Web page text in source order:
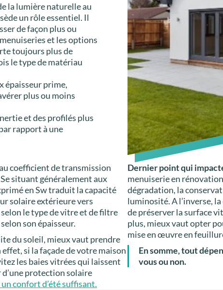
la lumière naturelle au
un rôle essentiel. Il
de façon plus ou
et les options
toujours plus de
le type de matériau
épaisseur prime,
plus ou moins
et des profilés plus
rapport à une
coefficient de transmission
situant généralement aux
en Sw traduit la capacité
solaire extérieure vers
le type de vitre et de filtre
son épaisseur.
du soleil, mieux vaut prendre
si la façade de votre maison
les baies vitrées qui laissent
protection solaire
confort d’été suffisant.
Dernier point qui
menuiserie en
dégradation, la
luminosité. A l’inverse,
de préserver la surface
plus, mieux vaut opter
mise en œuvre en
En somme, tout
vous ou non.